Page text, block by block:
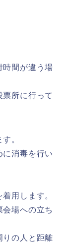
間が違う場
所に行って
。
に消毒を行い
用します。
会場への立ち
りの人と距離